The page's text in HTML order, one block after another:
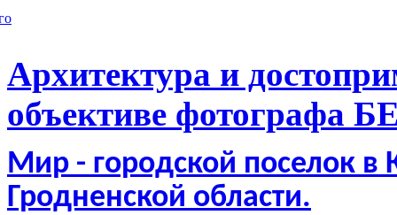
Архитектура и
объективе фотографа
Мир - городской поселок в
Гродненской области.